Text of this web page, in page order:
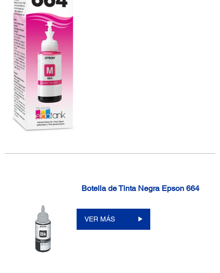
Botella de Tinta Negra Epson 664
VER MÁS